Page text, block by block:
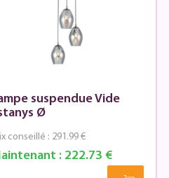
suspendue Vide
Ø
: 222.73 €
conseillé : 291.99 €